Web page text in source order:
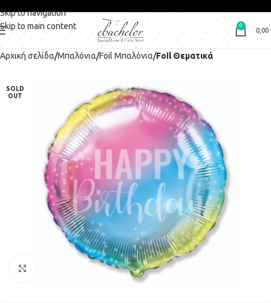
Skip to navigation
Skip to main content
0
0,00
Αρχική σελίδα Μπαλόνια Foil Μπαλόνια Foil Θεματικά
SOLD
OUT